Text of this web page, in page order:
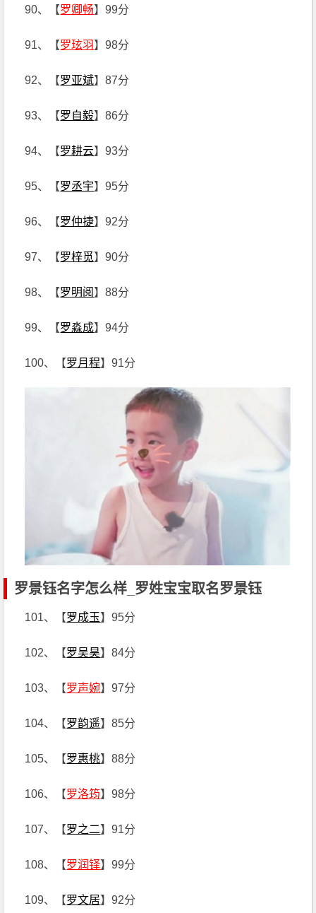
90、【罗卿畅】99分
91、【罗玹羽】98分
92、【罗亚斌】87分
93、【罗自毅】86分
94、【罗耕云】93分
95、【罗丞宇】95分
96、【罗仲捷】92分
97、【罗梓觅】90分
98、【罗明阅 】88分
99、【罗淼成】94分
100、【罗月程】91分
罗景钰名字怎么样_罗姓宝宝取名罗景钰
101、【罗成玉】95分
102、【罗吴昊】84分
103、【罗声婉】97分
104、【罗韵遥】85分
105、【罗惠桃】88分
106、【罗洛筠】98分
107、【罗之二】91分
108、【罗润铎】99分
109、【罗文居】92分